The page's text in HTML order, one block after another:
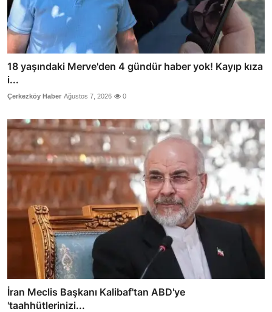
18 yaşındaki Merve'den 4 gündür haber yok! Kayıp kıza
i...
Çerkezköy Haber Ağustos 7, 2026 0
İran Meclis Başkanı Kalibaf'tan ABD'ye
'taahhütlerinizi...